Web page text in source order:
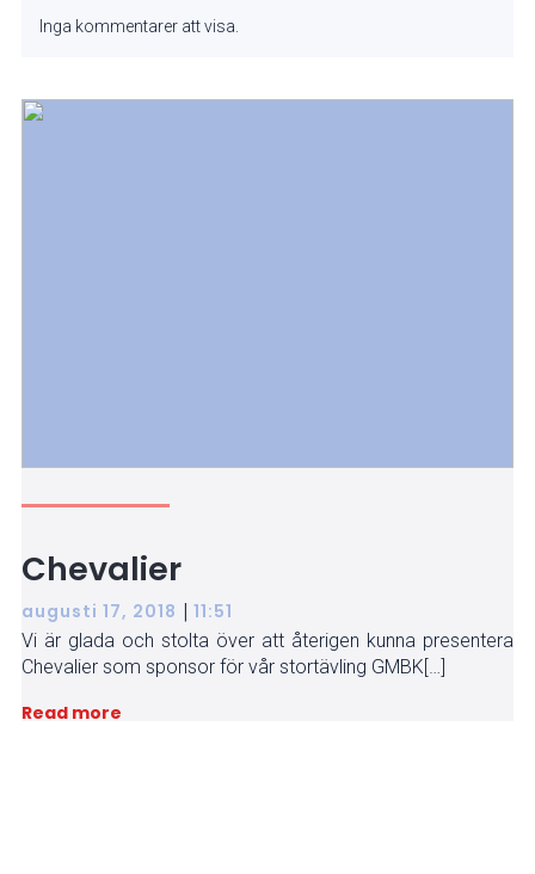
Inga kommentarer att visa.
Chevalier
augusti 17, 2018 | 11:51
Vi är glada och stolta över att återigen kunna presentera
Chevalier som sponsor för vår stortävling GMBK[…]
Read more